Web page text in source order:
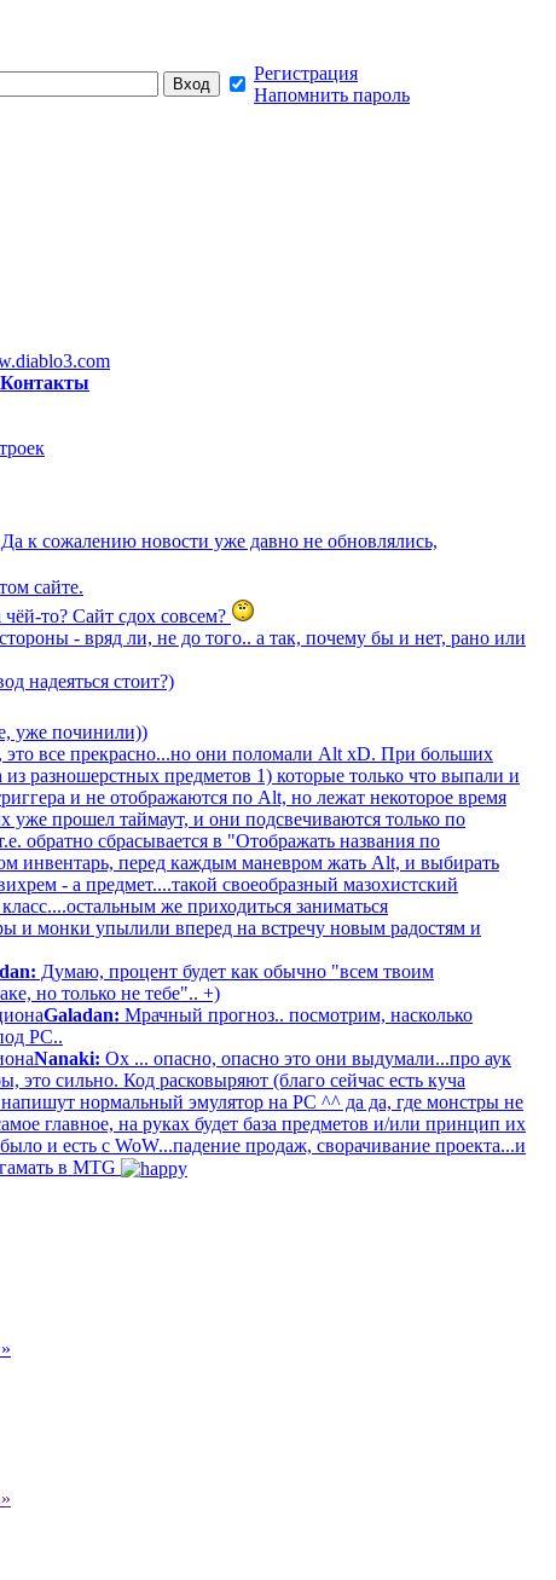
Регистрация
Напомнить пароль
Контакты
Да к сожалению новости уже давно не обновлялись,
сайте.
чёй-то? Сайт сдох совсем?
- вряд ли, не до того.. а так, почему бы и нет, рано или
надеяться стоит?)
уже починили))
это все прекрасно...но они поломали Alt xD. При больших
разношерстных предметов 1) которые только что выпали и
и не отображаются по Alt, но лежат некоторое время
прошел таймаут, и они подсвечиваются только по
обратно сбрасывается в "Отображать названия по
инвентарь, перед каждым маневром жать Alt, и выбирать
- а предмет....такой своеобразный мазохистский
же приходиться заниматься
и монки упылили вперед на встречу новым радостям и
Думаю, процент будет как обычно "всем твоим
но только не тебе".. +)
Galadan: Мрачный прогноз.. посмотрим, насколько
РС..
Nanaki: Ох ... опасно, опасно это они выдумали...про аук
сильно. Код расковыряют (благо сейчас есть куча
нормальный эмулятор на PC ^^ да да, где монстры не
главное, на руках будет база предметов и/или принцип их
и есть с WoW...падение продаж, сворачивание проекта...и
в MTG